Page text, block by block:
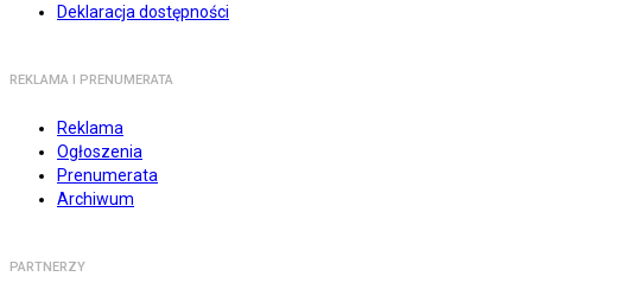
Deklaracja dostępności
REKLAMA I PRENUMERATA
Reklama
Ogłoszenia
Prenumerata
Archiwum
PARTNERZY